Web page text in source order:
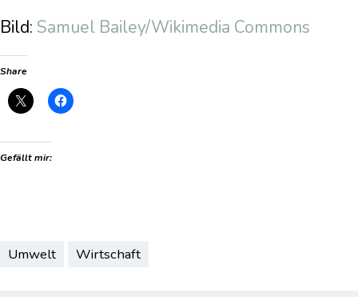
Bild: Samuel Bailey/Wikimedia Commons
Share
Gefällt mir:
Umwelt Wirtschaft